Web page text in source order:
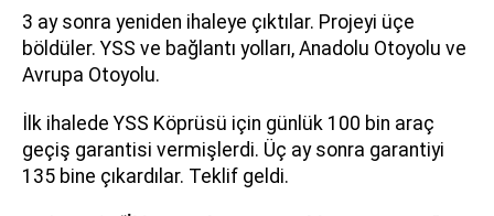
3 ay sonra yeniden ihaleye çıktılar. Projeyi üçe
böldüler. YSS ve bağlantı yolları, Anadolu Otoyolu ve
Avrupa Otoyolu.
İlk ihalede YSS Köprüsü için günlük 100 bin araç
geçiş garantisi vermişlerdi. Üç ay sonra garantiyi
135 bine çıkardılar. Teklif geldi.